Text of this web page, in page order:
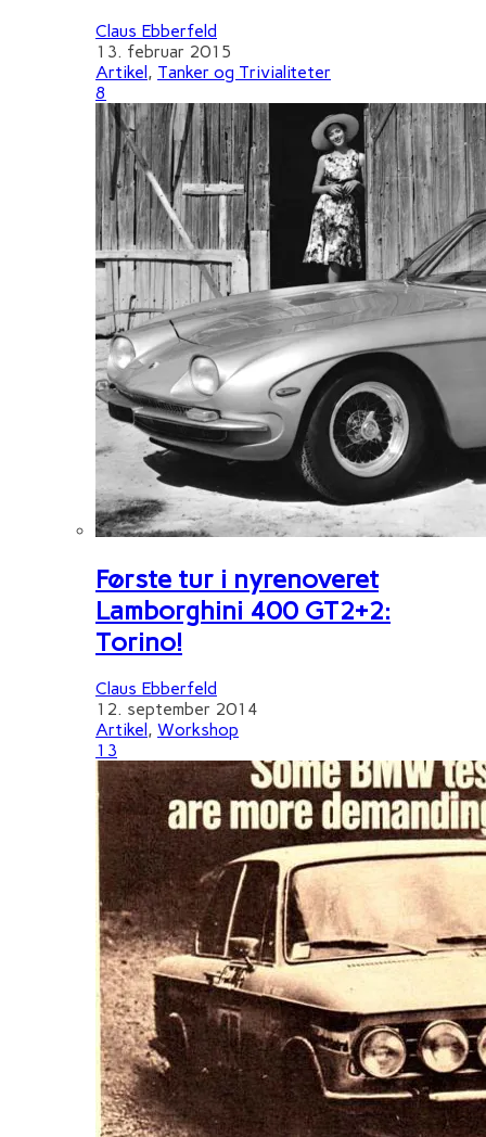
Claus Ebberfeld
13. februar 2015
Artikel, Tanker og Trivialiteter
8
Første tur i nyrenoveret
Lamborghini 400 GT2+2:
Torino!
Claus Ebberfeld
12. september 2014
Artikel , Workshop
13